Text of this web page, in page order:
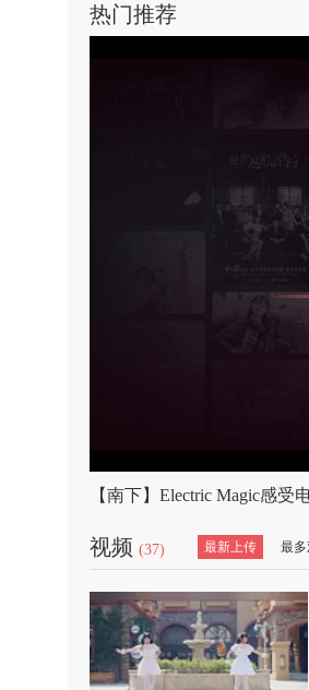
热门推荐
【南下】Electric Magic感受
视频 (37) 最新上传 最